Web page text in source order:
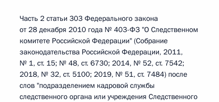
Часть 2 статьи 303 Федерального закона
от 28 декабря 2010 года № 403-ФЗ "О Следственном
комитете Российской Федерации" (Собрание
законодательства Российской Федерации, 2011,
№ 1, ст. 15; № 48, ст. 6730; 2014, № 52, ст. 7542;
2018, № 32, ст. 5100; 2019, № 51, ст. 7484) после
слов "подразделением кадровой службы
следственного органа или учреждения Следственного